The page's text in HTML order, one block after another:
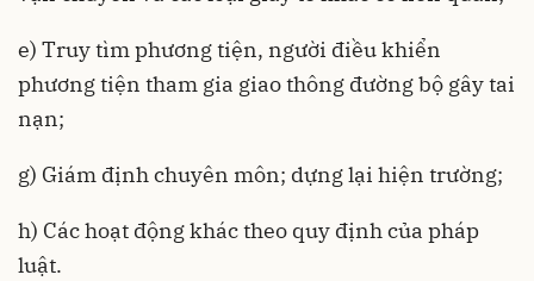
e) Truy tìm phương tiện, người điều khiển
phương tiện tham gia giao thông đường bộ gây tai
nạn;
g) Giám định chuyên môn; dựng lại hiện trường;
h) Các hoạt động khác theo quy định của pháp
luật.